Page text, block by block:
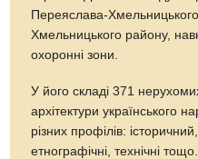
Переяслава-
Хмельницького району,
охоронні зони.
У його складі 371
архітектури українського
різних профілів:
етнографічні, технічні тощо.